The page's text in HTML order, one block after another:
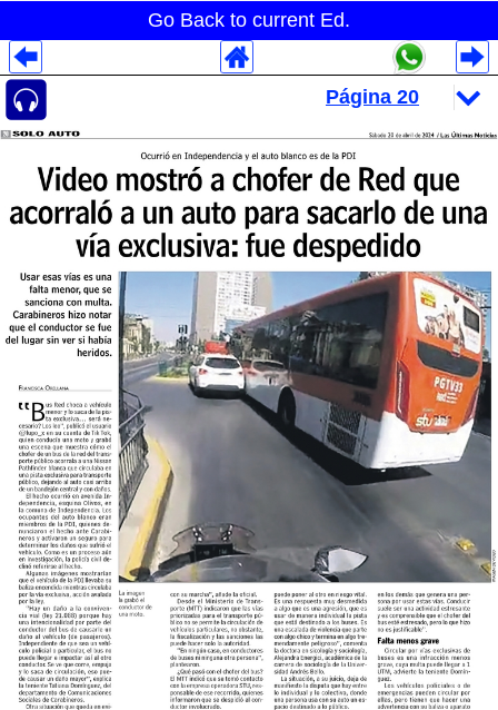
Go Back to current Ed.
Despliegues Analytics
Despliegues Totales
Despliegues por Rubros